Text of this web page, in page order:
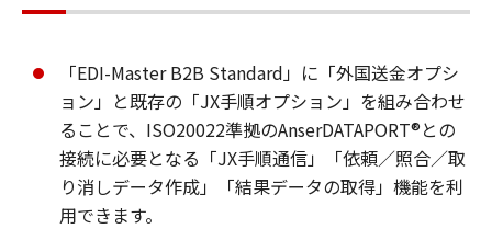
「EDI-Master B2B Standard」に「外国送金オプシ
ョン」と既存の「JX手順オプション」を組み合わせ
ることで、ISO20022準拠のAnserDATAPORT®との
接続に必要となる「JX手順通信」「依頼／照合／取
り消しデータ作成」「結果データの取得」機能を利
用できます。